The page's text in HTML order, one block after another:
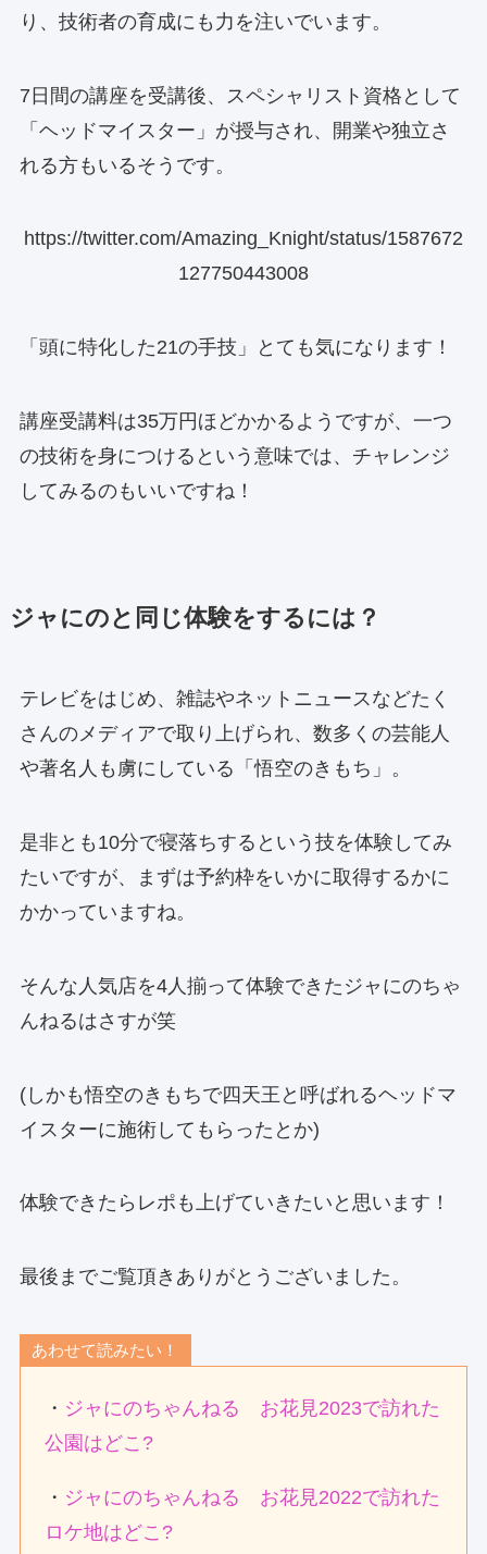
り、技術者の育成にも力を注いでいます。
7日間の講座を受講後、スペシャリスト資格として
「ヘッドマイスター」が授与され、開業や独立さ
れる方もいるそうです。
https://twitter.com/Amazing_Knight/status/1587672
127750443008
「頭に特化した21の手技」とても気になります！
講座受講料は35万円ほどかかるようですが、一つ
の技術を身につけるという意味では、チャレンジ
してみるのもいいですね！
ジャにのと同じ体験をするには？
テレビをはじめ、雑誌やネットニュースなどたく
さんのメディアで取り上げられ、数多くの芸能人
や著名人も虜にしている「悟空のきもち」。
是非とも10分で寝落ちするという技を体験してみ
たいですが、まずは予約枠をいかに取得するかに
かかっていますね。
そんな人気店を4人揃って体験できたジャにのちゃ
んねるはさすが笑
(しかも悟空のきもちで四天王と呼ばれるヘッドマ
イスターに施術してもらったとか)
体験できたらレポも上げていきたいと思います！
最後までご覧頂きありがとうございました。
あわせて読みたい！
・ ジャにのちゃんねる お花見2023で訪れた
公園はどこ?
・ ジャにのちゃんねる お花見2022で訪れた
ロケ地はどこ?